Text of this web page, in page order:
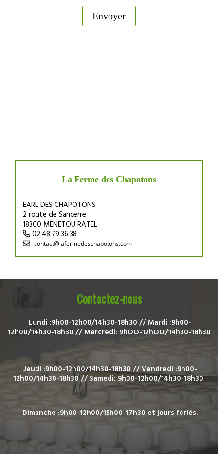
La Ferme des Chapotons
EARL DES CHAPOTONS
2 route de Sancerre
18300 MENETOU RATEL
02.48.79.36.38
Contactez-nous
Lundi :9h00-12h00/14h30-18h30 //Mardi :9h00-
12h00/14h30-18h30 //Mercredi: 9hOO-12hOO/14h30-18h30
Jeudi :9h00-12h00/14h30-18h30 //Vendredi :9h00-
12h00/14h30-18h30 //Samedi: 9h00-12h00/14h30-18h30
Dimanche :9h00-12h00/15h00-17h30 et jours fériés.